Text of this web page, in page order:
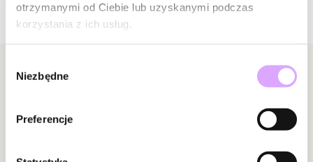
otrzymanymi od Ciebie lub uzyskanymi podczas
korzystania z ich usług.
zgody
Niezbędne
Preferencje
Szerokość: 0,38 cm.
Rozmiar: 17.
Bądź pierwszą osobą, która podzieli się opinią o tym
Powiadomienie
Newsletter